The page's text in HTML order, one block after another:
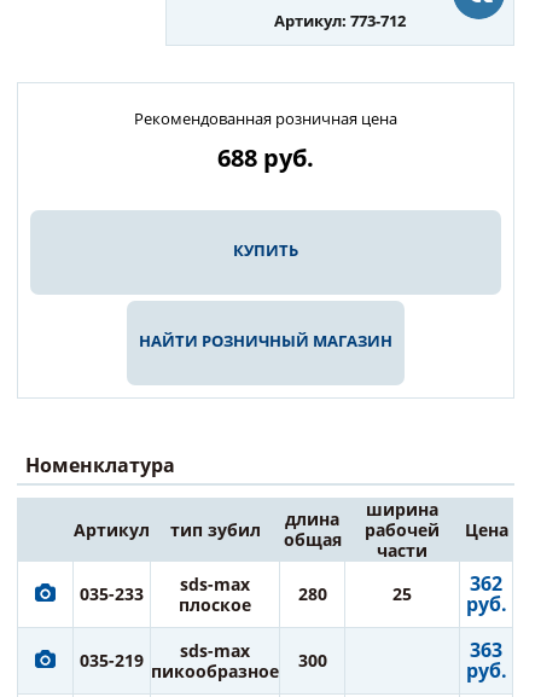
Артикул: 773-712
Рекомендованная розничная цена
688 руб.
КУПИТЬ
НАЙТИ РОЗНИЧНЫЙ МАГАЗИН
Номенклатура
Артикул тип зубил
длина
общая
ширина
рабочей
части
Цена
035-233
sds-max
плоское
280 25 362
руб.
035-219
sds-max
пикообразное
300 363
руб.